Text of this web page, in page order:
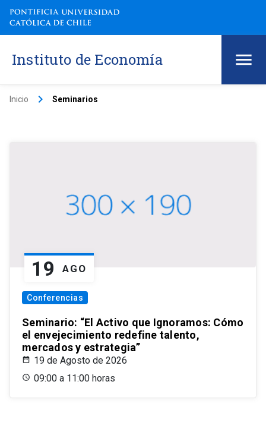
Instituto de Economía
Inicio keyboard_arrow_right Seminarios
19 AGO
Conferencias
Seminario: “El Activo que Ignoramos: Cómo
el envejecimiento redefine talento,
mercados y estrategia”
19 de Agosto de 2026
09:00 a 11:00 horas